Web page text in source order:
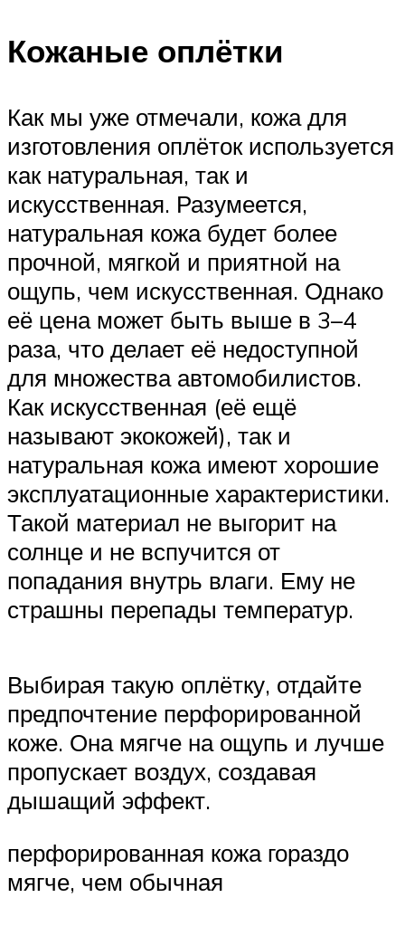
Кожаные оплётки
Как мы уже отмечали, кожа для
изготовления оплёток используется
как натуральная, так и
искусственная. Разумеется,
натуральная кожа будет более
прочной, мягкой и приятной на
ощупь, чем искусственная. Однако
её цена может быть выше в 3–4
раза, что делает её недоступной
для множества автомобилистов.
Как искусственная (её ещё
называют экокожей), так и
натуральная кожа имеют хорошие
эксплуатационные характеристики.
Такой материал не выгорит на
солнце и не вспучится от
попадания внутрь влаги. Ему не
страшны перепады температур.
Выбирая такую оплётку, отдайте
предпочтение перфорированной
коже. Она мягче на ощупь и лучше
пропускает воздух, создавая
дышащий эффект.
перфорированная кожа гораздо
мягче, чем обычная